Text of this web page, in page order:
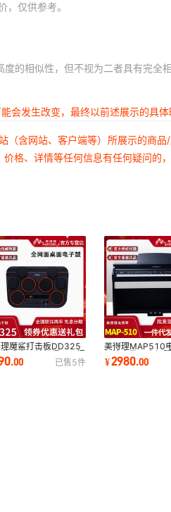
仅供参考。
的相似性，但不视为二者具有完全
发生改变，最终以前述展示的具体
含网站、客户端等）所展示的商
格、详情等任何信息有任何疑问
魔鲨打击板DD325
游戏电子鼓美得理入门
打击板
.00 已售5件
美得理MAP510
级演出数码电钢
锤智能成人逐级
¥2980.00